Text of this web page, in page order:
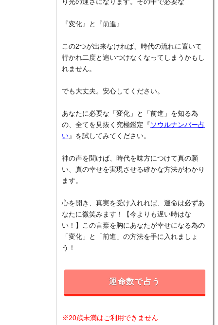
『変化』と『前進』
この2つが出来なければ、時代の流れに置いて
行かれ二度と追いつけなくなってしまうかもし
れません。
でも大丈夫。安心してください。
あなたに必要な「変化」と「前進」を知る為
の、全てを見抜く究極鑑定『 ソウルナンバー占
い 』を試してみてください。
神の声を聞けば、時代を味方につけて真の願
い、真の幸せを実現させる確かな方法がわかり
ます。
心を開き、真実を受け入れれば、運命は必ずあ
なたに微笑みます！【今よりも遅い時はな
い！】この言葉を胸にあなたが幸せになる為の
「変化」と「前進」の方法を手に入れましょ
う！
運命数で占う
※20歳未満はご利用できません